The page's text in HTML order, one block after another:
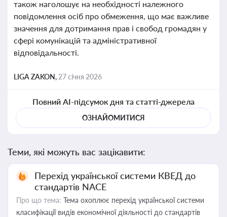
також наголошує на необхідності належного
повідомлення осіб про обмеження, що має важливе
значення для дотримання прав і свобод громадян у
сфері комунікацій та адміністративної
відповідальності.
LIGA ZAKON, 27 січня 2026
Повний AI-підсумок дня та статті-джерела
ОЗНАЙОМИТИСЯ
Теми, які можуть вас зацікавити:
Перехід української системи КВЕД до
стандартів NACE
Про що тема: Тема охоплює перехід української системи
класифікації видів економічної діяльності до стандартів